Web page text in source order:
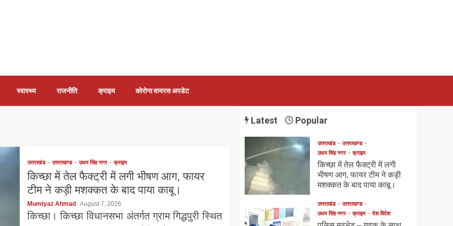
स्वास्थ्य राजनीति क्राइम कोरोना वायरस अपडेट
उत्तराखंड उत्तराखण्ड उधम सिंह नगर क्राइम
किच्छा में तेल फैक्ट्री में लगी भीषण आग, फायर
टीम ने कड़ी मशक्कत के बाद पाया काबू।
Mumtyaz Ahmad August 7, 2026
किच्छा। किच्छा विधानसभा अंतर्गत ग्राम गिद्धपुरी स्थित
Latest Popular
उत्तराखंड
उत्तराखण्ड
उधम सिंह नगर
क्राइम
किच्छा में तेल फैक्ट्री में लगी
भीषण आग, फायर टीम ने कड़ी
मशक्कत के बाद पाया काबू।
उत्तराखंड
उत्तराखण्ड
उधम सिंह नगर
क्राइम देश विदेश